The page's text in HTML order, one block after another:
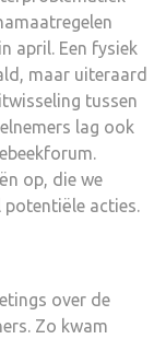
april. Een fysiek
maar uiteraard
tussen
lag ook
op, die we
acties.
over de
Zo kwam